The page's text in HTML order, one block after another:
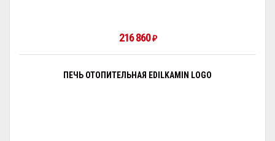
216 860 ₽
ПЕЧЬ ОТОПИТЕЛЬНАЯ EDILKAMIN LOGO